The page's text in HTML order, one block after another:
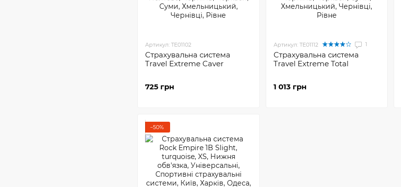
Артикул: TE01102
Страхувальна система
Travel Extreme Caver
725 грн
Артикул: TE01112 1
Страхувальна система
Travel Extreme Total
1 013 грн
−50%